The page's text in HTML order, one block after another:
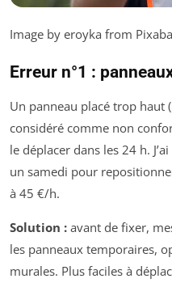
Image by eroyka from
Erreur n°1 :
Un panneau placé trop haut
considéré comme non
le déplacer dans les 24 h.
un samedi pour
à 45 €/h.
Solution : avant de fixer,
les panneaux temporaires,
murales. Plus faciles à